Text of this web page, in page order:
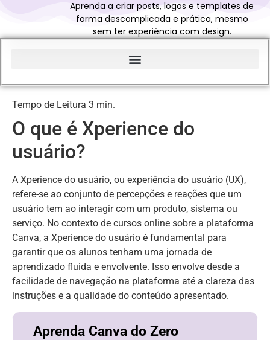
Aprenda a criar posts, logos e templates de
forma descomplicada e prática, mesmo
sem ter experiência com design.
O que é Xperience do
usuário?
A Xperience do usuário, ou experiência do usuário (UX),
refere-se ao conjunto de percepções e reações que um
usuário tem ao interagir com um produto, sistema ou
serviço. No contexto de cursos online sobre a plataforma
Canva, a Xperience do usuário é fundamental para
garantir que os alunos tenham uma jornada de
aprendizado fluida e envolvente. Isso envolve desde a
facilidade de navegação na plataforma até a clareza das
instruções e a qualidade do conteúdo apresentado.
Aprenda Canva do Zero